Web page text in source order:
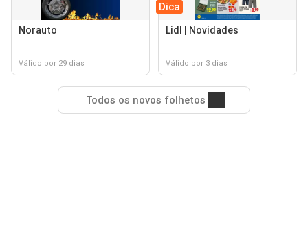
Norauto
Válido por 29 dias
Dica
Lidl | Novidades
Válido por 3 dias
Todos os novos folhetos